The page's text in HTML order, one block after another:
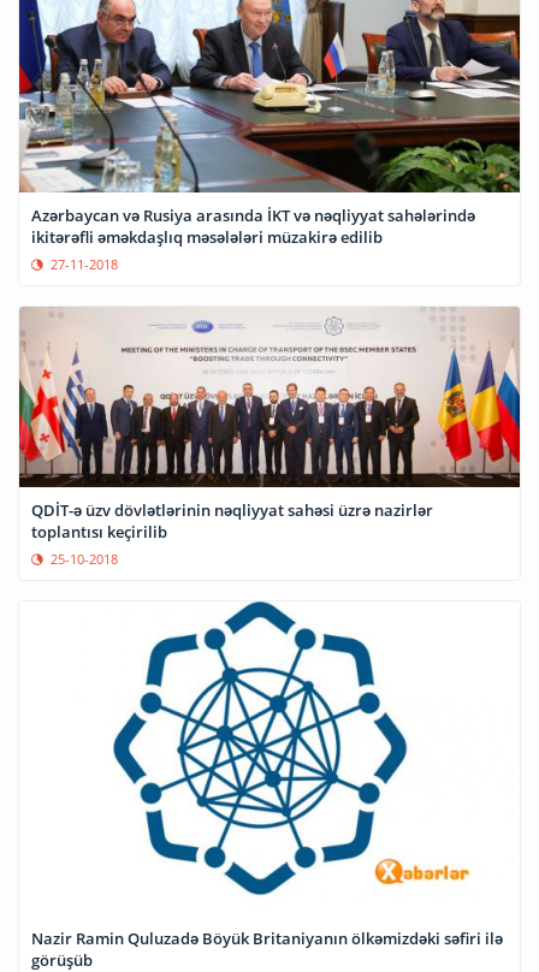
Azərbaycan və Rusiya arasında İKT və nəqliyyat sahələrində
ikitərəfli əməkdaşlıq məsələləri müzakirə edilib
27-11-2018
QDİT-ə üzv dövlətlərinin nəqliyyat sahəsi üzrə nazirlər
toplantısı keçirilib
25-10-2018
Nazir Ramin Quluzadə Böyük Britaniyanın ölkəmizdəki səfiri ilə
görüşüb